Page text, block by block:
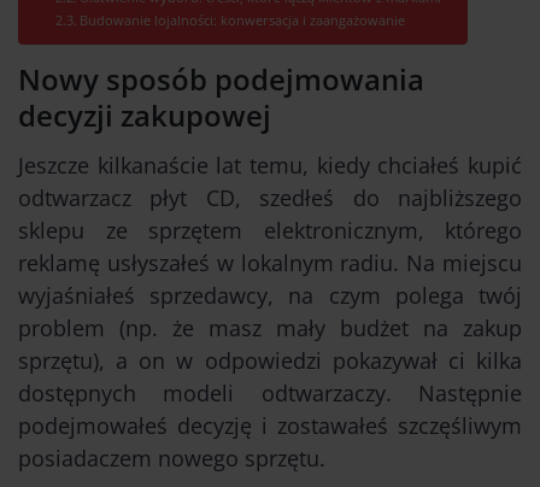
Budowanie lojalności: konwersacja i zaangażowanie
Nowy sposób podejmowania
decyzji zakupowej
Jeszcze kilkanaście lat temu, kiedy chciałeś kupić
odtwarzacz płyt CD, szedłeś do najbliższego
sklepu ze sprzętem elektronicznym, którego
reklamę usłyszałeś w lokalnym radiu. Na miejscu
wyjaśniałeś sprzedawcy, na czym polega twój
problem (np. że masz mały budżet na zakup
sprzętu), a on w odpowiedzi pokazywał ci kilka
dostępnych modeli odtwarzaczy. Następnie
podejmowałeś decyzję i zostawałeś szczęśliwym
posiadaczem nowego sprzętu.